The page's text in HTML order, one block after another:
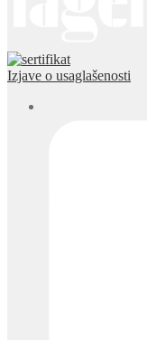
Izjave o usaglašenosti